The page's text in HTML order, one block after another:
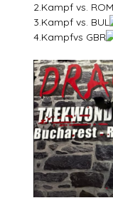
2.Kampf vs. ROM
3.Kampf vs. BUL
4.Kampfvs GBR